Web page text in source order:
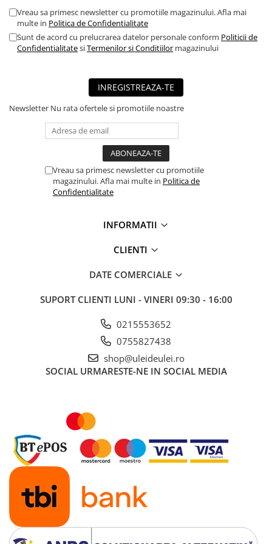
■ Mobilier service
■ Scule de mana
■ Vulcanizare
■ Bancuri de scule
► Ulei motor autoturisme
■ Ulei motor LIQUI MOLY
■ Ulei motor CASTROL
■ Ulei motor REPSOL
■ Ulei motor ELF
■ Ulei motor KROON
■ Ulei motor KROSS
■ Ulei motor SELENIA
■ Ulei motor CYCLON
■ Ulei motor OEM
Ulei motor DACIA
Ulei motor RENAULT
Vreau sa primesc newsletter cu promotiile magazinului. Afla mai
multe in Politica de Confidentialitate
Sunt de acord cu prelucrarea datelor personale conform Politicii de
ConfidentialitatesiTermenilor si Conditiilor magazinului
INREGISTREAZA-TE
Newsletter Nu rata ofertele si promotiile noastre
Vreau sa primesc newsletter cu promotiile
magazinului. Afla mai multe in Politica de
Confidentialitate
INFORMATII
CLIENTI
DATE COMERCIALE
SUPORT CLIENTI LUNI - VINERI 09:30 - 16:00
0215553652
0755827438
shop@uleideulei.ro
SOCIAL URMARESTE-NE IN SOCIAL MEDIA